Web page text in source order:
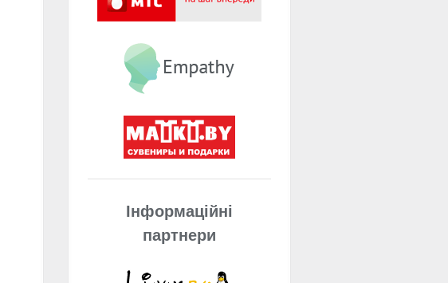
Інформаційні
партнери